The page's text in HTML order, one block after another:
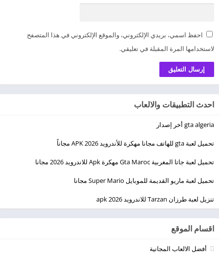
احفظ اسمي، بريدي الإلكتروني، والموقع الإلكتروني في هذا المتصفح
لاستخدامها المرة المقبلة في تعليقي.
احدث التطبيقات والالعاب
gta algeria أخر إصدار
تحميل لعبة gta للهاتف مجانا مهكرة للأندرويد 2026 APK مجاناً
تحميل لعبة جاتا المغربية Gta Maroc مهكرة Apk للاندرويد 2026 مجانا
تحميل لعبة ماريو القديمة للموبايل Super Mario مجانا
تنزيل لعبة طرزان Tarzan للاندرويد apk 2026
اقسام الموقع
أفضل الالعاب المجانية